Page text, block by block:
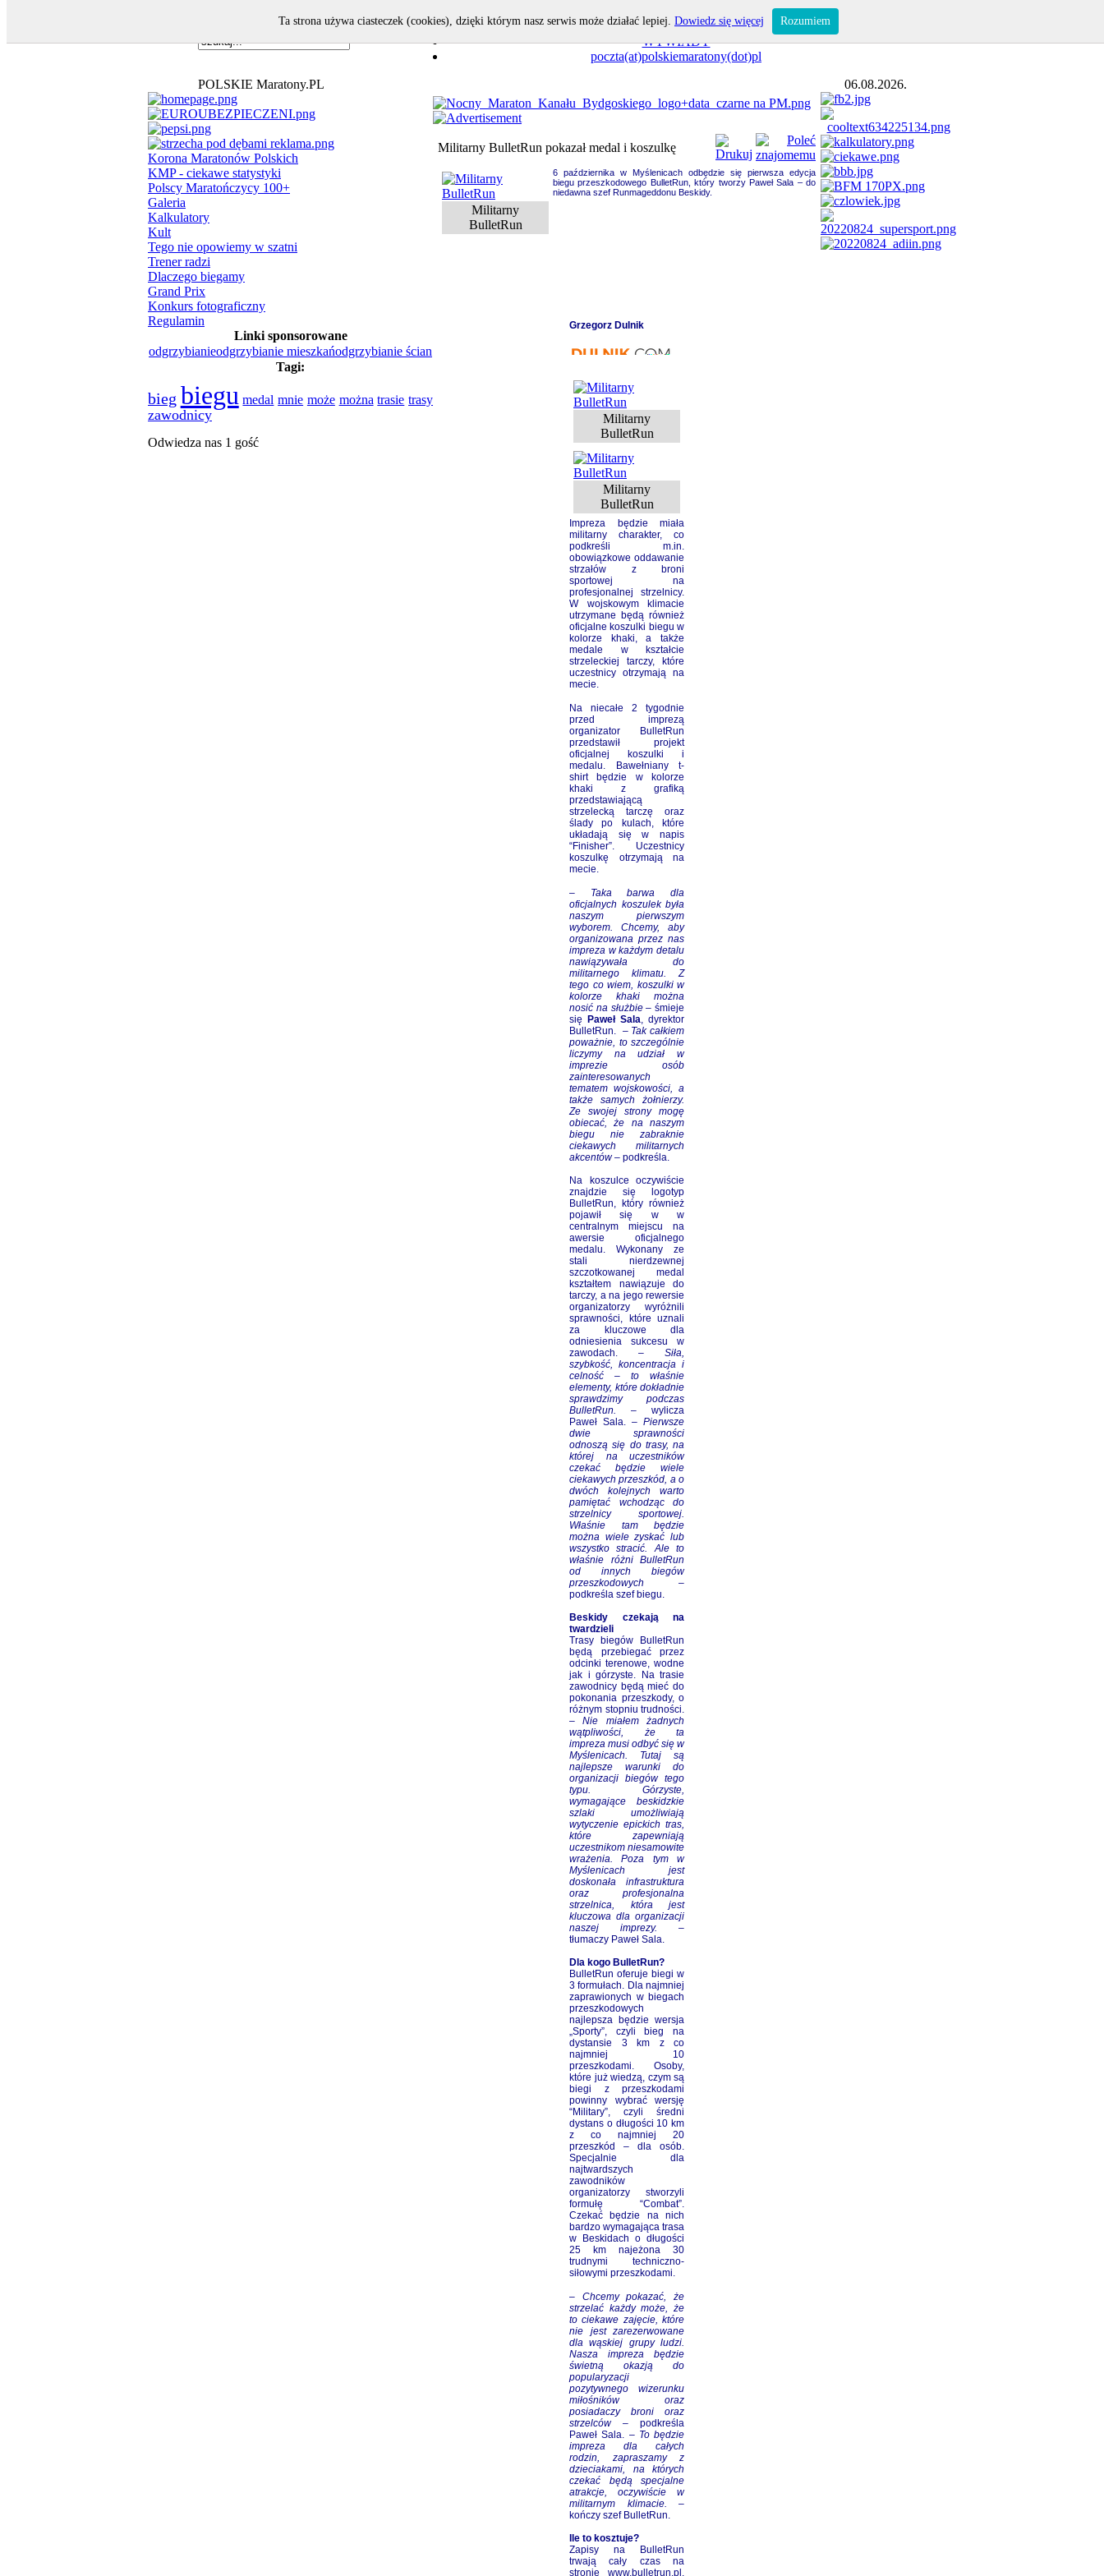
OPOWIEDZ I TY!
WYWIADY
poczta(at)polskiemaratony(dot)pl
POLSKIE Maratony.PL
06.08.2026.
Korona Maratonów Polskich
KMP - ciekawe statystyki
Polscy Maratończycy 100+
Galeria
Kalkulatory
Kult
Tego nie opowiemy w szatni
Trener radzi
Dlaczego biegamy
Grand Prix
Konkurs fotograficzny
Regulamin
Linki sponsorowane
odgrzybianieodgrzybianie mieszkańodgrzybianie ścian
Tagi:
bieg biegu medal mnie może można trasie trasy
zawodnicy
Odwiedza nas 1 gość
Militarny BulletRun pokazał medal i koszulkę
Militarny
BulletRun
6 października w Myślenicach odbędzie się pierwsza edycja
biegu przeszkodowego BulletRun, który tworzy Paweł Sala – do
niedawna szef Runmageddonu Beskidy.
Grzegorz Dulnik
Militarny
BulletRun
Militarny
BulletRun
Impreza będzie miała
militarny charakter, co
podkreśli m.in.
obowiązkowe oddawanie
strzałów z broni
sportowej na
profesjonalnej strzelnicy.
W wojskowym klimacie
utrzymane będą również
oficjalne koszulki biegu w
kolorze khaki, a także
medale w kształcie
strzeleckiej tarczy, które
uczestnicy otrzymają na
mecie.
Na niecałe 2 tygodnie
przed imprezą
organizator BulletRun
przedstawił projekt
oficjalnej koszulki i
medalu. Bawełniany t-
shirt będzie w kolorze
khaki z grafiką
przedstawiającą
strzelecką tarczę oraz
ślady po kulach, które
układają się w napis
“Finisher”. Uczestnicy
koszulkę otrzymają na
mecie.
– Taka barwa dla
oficjalnych koszulek była
naszym pierwszym
wyborem. Chcemy, aby
organizowana przez nas
impreza w każdym detalu
nawiązywała do
militarnego klimatu. Z
tego co wiem, koszulki w
kolorze khaki można
nosić na służbie– śmieje
się
Paweł Sala, dyrektor
BulletRun. – Tak całkiem
poważnie, to szczególnie
liczymy na udział w
imprezie osób
zainteresowanych
tematem wojskowości, a
także samych żołnierzy.
Ze swojej strony mogę
obiecać, że na naszym
biegu nie zabraknie
ciekawych militarnych
akcentów– podkreśla.
Na koszulce oczywiście
znajdzie się logotyp
BulletRun, który również
pojawił się w w
centralnym miejscu na
awersie oficjalnego
medalu. Wykonany ze
stali nierdzewnej
szczotkowanej medal
kształtem nawiązuje do
tarczy, a na jego rewersie
organizatorzy wyróżnili
sprawności, które uznali
za kluczowe dla
odniesienia sukcesu w
zawodach. – Siła,
szybkość, koncentracja i
celność – to właśnie
elementy, które dokładnie
sprawdzimy podczas
BulletRun. – wylicza
Paweł Sala. – Pierwsze
dwie sprawności
odnoszą się do trasy, na
której na uczestników
czekać będzie wiele
ciekawych przeszkód, a o
dwóch kolejnych warto
pamiętać wchodząc do
strzelnicy sportowej.
Właśnie tam będzie
można wiele zyskać lub
wszystko stracić. Ale to
właśnie różni BulletRun
od innych biegów
przeszkodowych –
podkreśla szef biegu.
Beskidy czekają na
twardzieli
Trasy biegów BulletRun
będą przebiegać przez
odcinki terenowe, wodne
jak i górzyste. Na trasie
zawodnicy będą mieć do
pokonania przeszkody, o
różnym stopniu trudności.
–Nie miałem żadnych
wątpliwości, że ta
impreza musi odbyć się w
Myślenicach. Tutaj są
najlepsze warunki do
organizacji biegów tego
typu. Górzyste,
wymagające beskidzkie
szlaki umożliwiają
wytyczenie epickich tras,
które zapewniają
uczestnikom niesamowite
wrażenia. Poza tym w
Myślenicach jest
doskonała infrastruktura
oraz profesjonalna
strzelnica, która jest
kluczowa dla organizacji
naszej imprezy. –
tłumaczy Paweł Sala.
Dla kogo BulletRun?
BulletRun oferuje biegi w
3 formułach. Dla najmniej
zaprawionych w biegach
przeszkodowych
najlepsza będzie wersja
„Sporty”, czyli bieg na
dystansie 3 km z co
najmniej 10
przeszkodami. Osoby,
które już wiedzą, czym są
biegi z przeszkodami
powinny wybrać wersję
“Military”, czyli średni
dystans o długości 10 km
z co najmniej 20
przeszkód – dla osób.
Specjalnie dla
najtwardszych
zawodników
organizatorzy stworzyli
formułę “Combat”.
Czekać będzie na nich
bardzo wymagająca trasa
w Beskidach o długości
25 km najeżona 30
trudnymi techniczno-
siłowymi przeszkodami.
– Chcemy pokazać, że
strzelać każdy może, że
to ciekawe zajęcie, które
nie jest zarezerwowane
dla wąskiej grupy ludzi.
Nasza impreza będzie
świetną okazją do
popularyzacji
pozytywnego wizerunku
miłośników oraz
posiadaczy broni oraz
strzelców – podkreśla
Paweł Sala. – To będzie
impreza dla całych
rodzin, zapraszamy z
dzieciakami, na których
czekać będą specjalne
atrakcje, oczywiście w
militarnym klimacie. –
kończy szef BulletRun.
Ile to kosztuje?
Zapisy na BulletRun
trwają cały czas na
stronie www.bulletrun.pl .
Ta strona używa ciasteczek (cookies), dzięki którym nasz serwis może działać lepiej. Dowiedz się więcej Rozumiem